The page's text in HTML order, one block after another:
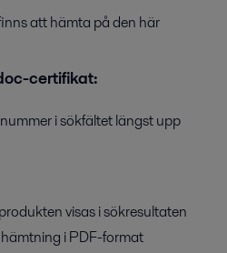
att hämta på den här
certifikat:
i sökfältet längst upp
visas i sökresultaten
i PDF-format